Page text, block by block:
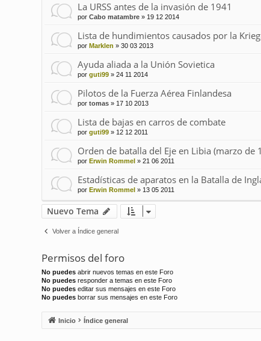
La URSS antes de la invasión de 1941
por Cabo matambre» 19 12 2014
Lista de hundimientos causados por la
por Marklen » 30 03 2013
Ayuda aliada a la Unión Sovietica
por guti99» 24 11 2014
Pilotos de la Fuerza Aérea Finlandesa
por tomas» 17 10 2013
Lista de bajas en carros de combate
por guti99» 12 12 2011
Orden de batalla del Eje en Libia (marzo de
por Erwin Rommel » 21 06 2011
Estadísticas de aparatos en la Batalla de
por Erwin Rommel » 13 05 2011
Nuevo Tema
Volver a Índice general
Permisos del foro
No puedesabrir nuevos temas en este Foro
No puedesresponder a temas en este Foro
No puedeseditar sus mensajes en este Foro
No puedesborrar sus mensajes en este Foro
Inicio Índice general